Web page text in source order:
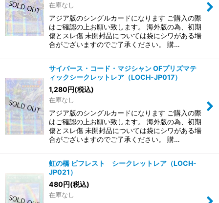
在庫なし
アジア版のシングルカードになります ご購入の際
はご確認の上お願い致します。 海外版の為、初期
傷とスレ傷 未開封品については袋にシワがある場
合がございますのでご了承ください。 購…
サイバース・コード・マジシャン OFプリズマテ
ィックシークレットレア（LOCH-JP017）
1,280円(税込)
在庫なし
アジア版のシングルカードになります ご購入の際
はご確認の上お願い致します。 海外版の為、初期
傷とスレ傷 未開封品については袋にシワがある場
合がございますのでご了承ください。 購…
虹の橋 ビフレスト シークレットレア（LOCH-
JP021）
480円(税込)
在庫なし